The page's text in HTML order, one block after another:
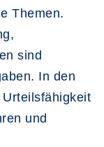
Themen.
sind
In den
und